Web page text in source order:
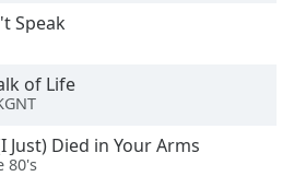
Speak
of Life
Just) Died in Your Arms
80's